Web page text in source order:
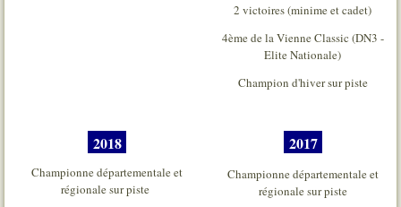
2 victoires (minime et cadet)
4ème de la Vienne Classic (DN3 -
Elite Nationale)
Champion d'hiver sur piste
2018
Championne départementale et
régionale sur piste
2017
Championne départementale et
régionale sur piste